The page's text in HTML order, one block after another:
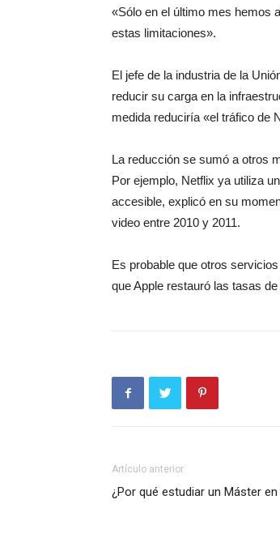
«Sólo en el último mes hemos
estas limitaciones».
El jefe de la industria de la
reducir su carga en la
medida reduciría «el tráfico de
La reducción se sumó a otros
Por ejemplo, Netflix ya utiliza
accesible, explicó en su
video entre 2010 y 2011.
Es probable que otros
que Apple restauró las tasas
Artículo anterior
¿Por qué estudiar un Máster